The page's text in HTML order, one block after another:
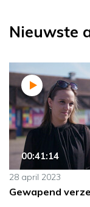
Nieuwste
00:41:14
28 april 2023
Gewapend